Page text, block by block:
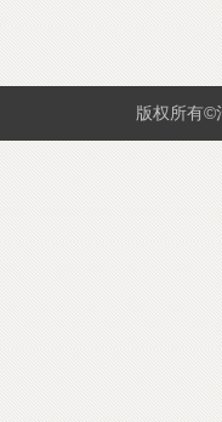
版权所有©